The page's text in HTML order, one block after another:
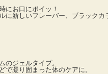
にお口にポイッ！
に新しいフレーバー、ブラック
のジェルタイプ。
で凝り固まった体のケアに。